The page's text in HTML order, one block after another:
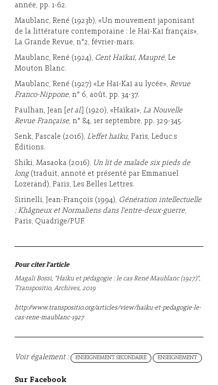
année, pp. 1-62.
Maublanc, René (1923b), «Un mouvement japonisant
de la littérature contemporaine : le Haï-Kaï français»,
La Grande Revue, n°2, février-mars.
Maublanc, René (1924), Cent Haïkaï, Maupré, Le
Mouton Blanc.
Maublanc, René (1927) «Le Haï-Kaï au lycée», Revue
Franco-Nippone, n° 6, août, pp. 34-37.
Paulhan, Jean [ et al. ] (1920), «Haïkaï», La Nouvelle
Revue Française, n° 84, 1er septembre, pp. 329-345.
Senk, Pascale (2016), L’effet haïku, Paris, Leduc.s
Éditions.
Shiki, Masaoka (2016), Un lit de malade six pieds de
long (traduit, annoté et présenté par Emmanuel
Lozerand), Paris, Les Belles Lettres.
Sirinelli, Jean-François (1994), Génération intellectuelle
: Khâgneux et Normaliens dans l'entre-deux-guerre,
Paris, Quadrige/PUF.
Pour citer l'article
Magali Bossi, "Haïku et pédagogie : le cas René Maublanc (1927)",
Transpositio, Archives, 2019
http://www.transpositio.org/articles/view/haiku-et-pedagogie-le-
cas-rene-maublanc-1927
Voir également : ENSEIGNEMENT SECONDAIRE ENSEIGNEMENT
Sur Facebook